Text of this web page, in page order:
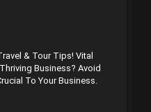
& Tour Tips! Vital
Business? Avoid
To Your Business.